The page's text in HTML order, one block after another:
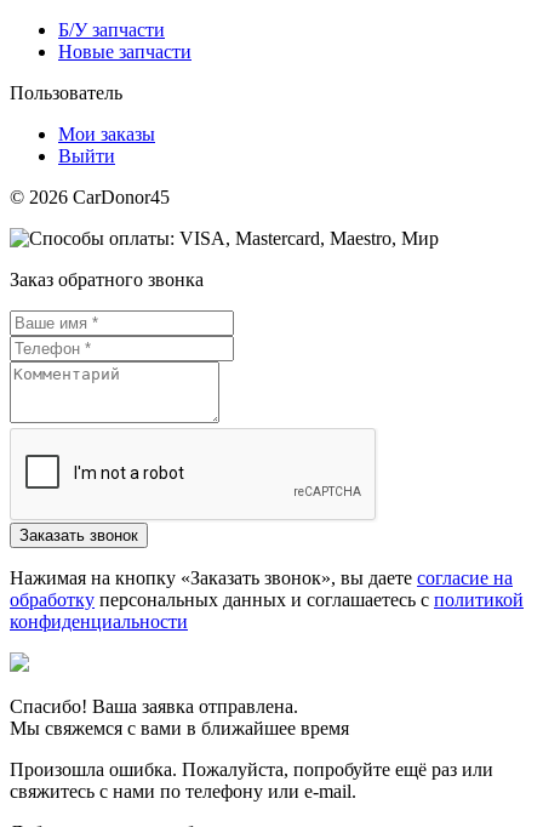
Б/У запчасти
Новые запчасти
Пользователь
Мои заказы
Выйти
© 2026 CarDonor45
Заказ обратного звонка
Нажимая на кнопку «Заказать звонок», вы даете согласие на
обработку персональных данных и соглашаетесь c политикой
конфиденциальности
Спасибо! Ваша заявка отправлена.
Мы свяжемся с вами в ближайшее время
Произошла ошибка. Пожалуйста, попробуйте ещё раз или
свяжитесь с нами по телефону или e-mail.